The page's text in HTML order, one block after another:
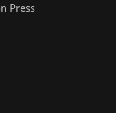
Press